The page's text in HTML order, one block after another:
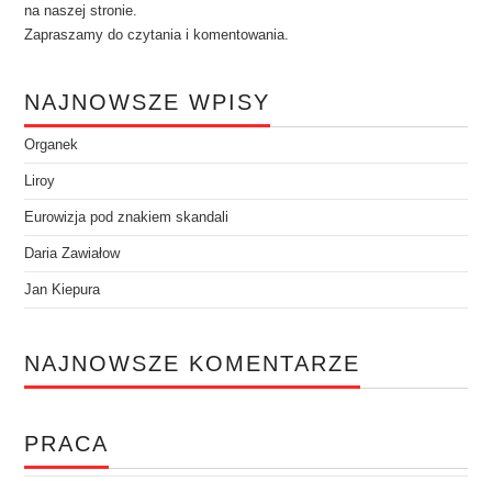
na naszej stronie.
Zapraszamy do czytania i komentowania.
NAJNOWSZE WPISY
Organek
Liroy
Eurowizja pod znakiem skandali
Daria Zawiałow
Jan Kiepura
NAJNOWSZE KOMENTARZE
PRACA